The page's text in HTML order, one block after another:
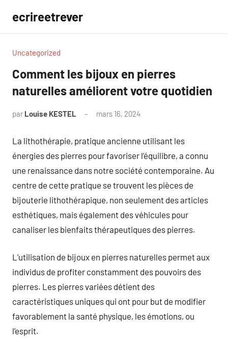
contenu
ecrireetrever
Uncategorized
Comment les bijoux en pierres
naturelles améliorent votre quotidien
par Louise KESTEL mars 16, 2024
La lithothérapie, pratique ancienne utilisant les
énergies des pierres pour favoriser l’équilibre, a connu
une renaissance dans notre société contemporaine. Au
centre de cette pratique se trouvent les pièces de
bijouterie lithothérapique, non seulement des articles
esthétiques, mais également des véhicules pour
canaliser les bienfaits thérapeutiques des pierres.
L’utilisation de bijoux en pierres naturelles permet aux
individus de profiter constamment des pouvoirs des
pierres. Les pierres variées détient des
caractéristiques uniques qui ont pour but de modifier
favorablement la santé physique, les émotions, ou
l’esprit.